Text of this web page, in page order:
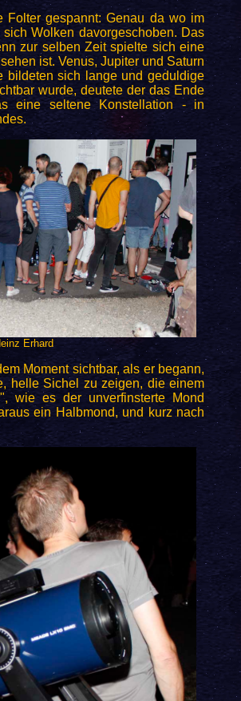
Folter gespannt: Genau da wo im
Wolken davorgeschoben. Das
zur selben Zeit spielte sich eine
ist. Venus, Jupiter und Saturn
bildeten sich lange und geduldige
wurde, deutete der das Ende
eine seltene Konstellation - in
Erhard
Moment sichtbar, als er begann,
helle Sichel zu zeigen, die einem
wie es der unverfinsterte Mond
ein Halbmond, und kurz nach